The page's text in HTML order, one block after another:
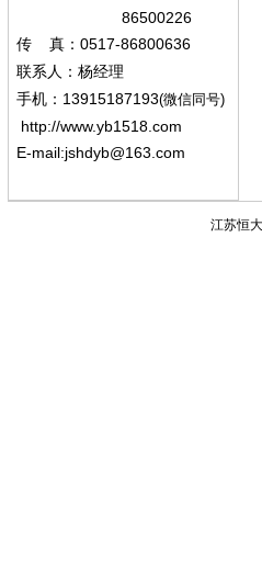
86500226
传 真： 0517-86800636
联系人：杨经理
手机 ： 13915187193(微信同号)
http://www.yb1518.com
E-mail:jshdyb@163.com
江苏恒